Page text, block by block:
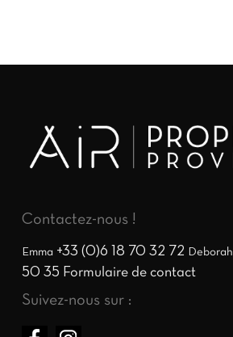
Contactez-nous !
Emma +33 (0)6 18 70 32 72 Deborah
50 35 Formulaire de contact
Suivez-nous sur :